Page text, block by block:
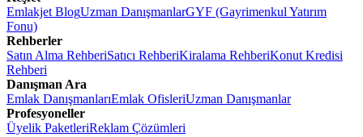
Emlakjet BlogUzman DanışmanlarGYF (Gayrimenkul Yatırım
Fonu)
Rehberler
Satın Alma RehberiSatıcı RehberiKiralama RehberiKonut Kredisi
Rehberi
Danışman Ara
Emlak DanışmanlarıEmlak OfisleriUzman Danışmanlar
Profesyoneller
Üyelik PaketleriReklam Çözümleri